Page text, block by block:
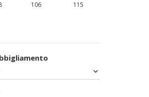
106 115